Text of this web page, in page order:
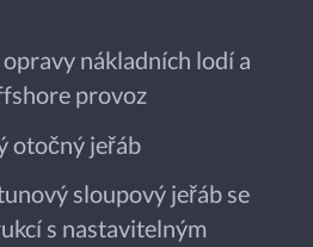
nákladních lodí a
provoz
otočný jeřáb
sloupový jeřáb se
s nastavitelným